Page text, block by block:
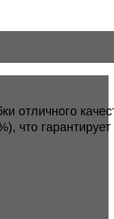
отличного
что